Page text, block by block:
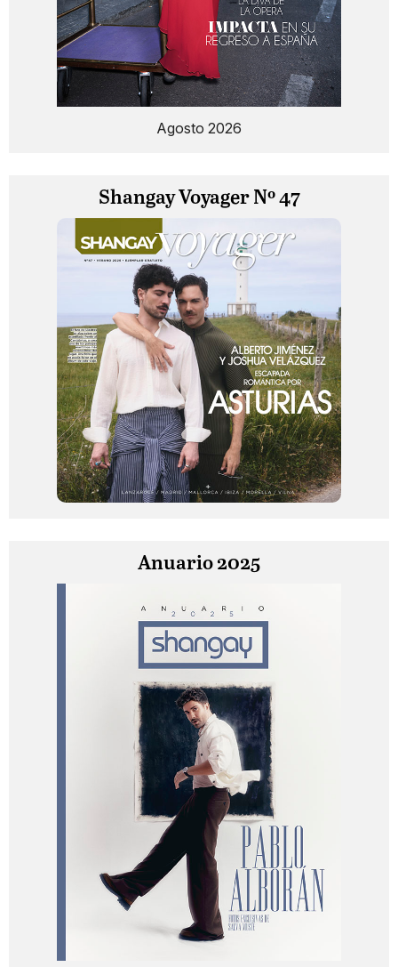
Agosto 2026
Shangay Voyager Nº 47
Anuario 2025